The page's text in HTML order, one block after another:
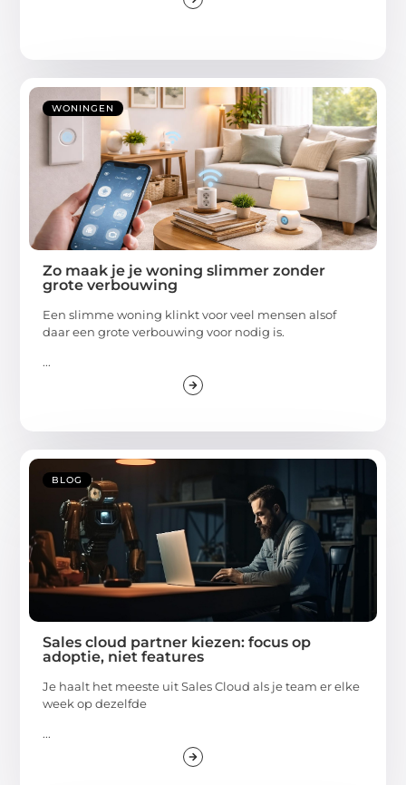
WONINGEN
Zo maak je je woning slimmer zonder
grote verbouwing
Een slimme woning klinkt voor veel mensen alsof
daar een grote verbouwing voor nodig is.
...
BLOG
Sales cloud partner kiezen: focus op
adoptie, niet features
Je haalt het meeste uit Sales Cloud als je team er elke
week op dezelfde
...